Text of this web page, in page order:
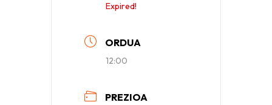
Expired!
ORDUA
12:00
PREZIOA